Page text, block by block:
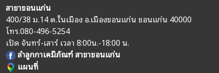
สาขาขอนแก่น
400/38 ม.14 ต.ในเมือง อ.เมืองขอนแก่น ขอนแก่น 40000
โทร.080-496-5254
เปิด จันทร์-เสาร์ เวลา 8:00น.-18:00 น.
ลำลูกกาเคมีภัณฑ์ สาขาขอนแก่น
แผนที่